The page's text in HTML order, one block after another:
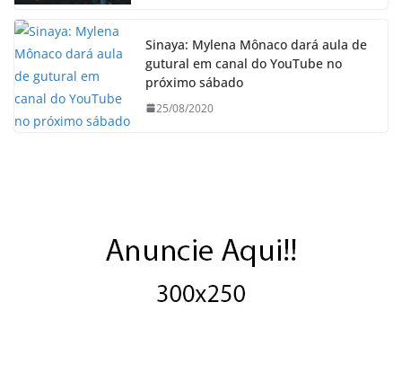
Sinaya: Mylena Mônaco dará aula de
gutural em canal do YouTube no
próximo sábado
25/08/2020